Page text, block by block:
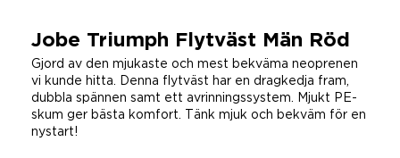
Jobe Triumph Flytväst Män Röd
Gjord av den mjukaste och mest bekväma neoprenen
vi kunde hitta. Denna flytväst har en dragkedja fram,
dubbla spännen samt ett avrinningssystem. Mjukt PE-
skum ger bästa komfort. Tänk mjuk och bekväm för en
nystart!